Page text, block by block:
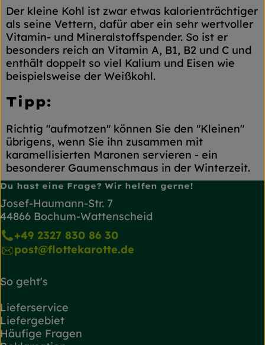
Der kleine Kohl ist zwar etwas kalorienträchtiger
als seine Vettern, dafür aber ein sehr wertvoller
Vitamin- und Mineralstoffspender. So ist er
besonders reich an Vitamin A, B1, B2 und C und
enthält doppelt so viel Kalium und Eisen wie
beispielsweise der Weißkohl.
Tipp:
Richtig "aufmotzen" können Sie den "Kleinen"
übrigens, wenn Sie ihn zusammen mit
karamellisierten Maronen servieren - ein
besonderer Gaumenschmaus in der Winterzeit.
Du hast eine Frage? Wir helfen gerne!
Josef-Haumann-Str. 7
44866 Bochum-Wattenscheid
+49 2327 830 86 30
post@flottekarotte.de
So geht's
Lieferservice
Liefergebiet
Häufige Fragen